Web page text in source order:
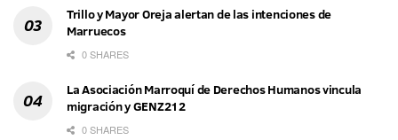
Trillo y Mayor Oreja alertan de las intenciones de
Marruecos
0 SHARES
La Asociación Marroquí de Derechos Humanos vincula
migración y GENZ212
0 SHARES